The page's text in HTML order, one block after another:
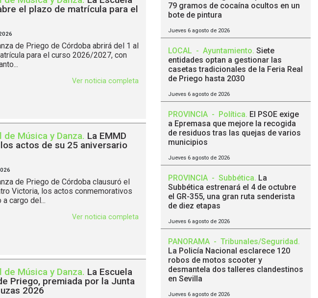
el plazo de matrícula para el
de Priego de Córdoba abrirá del 1 al
para el curso 2026/2027, con
Ver noticia completa
de Música y Danza. La EMMD
actos de su 25 aniversario
de Priego de Córdoba clausuró el
Victoria, los actos conmemorativos
cargo del...
Ver noticia completa
de Música y Danza. La Escuela
Priego, premiada por la Junta
2026
79 gramos de cocaína ocultos en un
bote de pintura
Jueves 6 agosto de 2026
LOCAL - Ayuntamiento. Siete
entidades optan a gestionar las
casetas tradicionales de la Feria Real
de Priego hasta 2030
Jueves 6 agosto de 2026
PROVINCIA - Política. El PSOE exige
a Epremasa que mejore la recogida
de residuos tras las quejas de varios
municipios
Jueves 6 agosto de 2026
PROVINCIA - Subbética. La
Subbética estrenará el 4 de octubre
el GR-355, una gran ruta senderista
de diez etapas
Jueves 6 agosto de 2026
PANORAMA - Tribunales/Seguridad.
La Policía Nacional esclarece 120
robos de motos scooter y
desmantela dos talleres clandestinos
en Sevilla
Jueves 6 agosto de 2026